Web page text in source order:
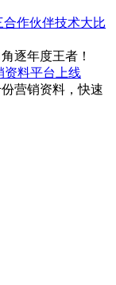
合作伙伴技术大比
逐年度王者！
资料平台上线
营销资料，快速